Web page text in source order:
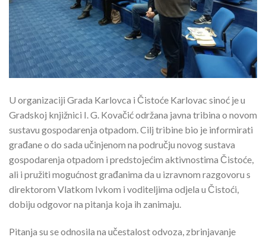
U organizaciji Grada Karlovca i Čistoće Karlovac sinoć je u
Gradskoj knjižnici I. G. Kovačić održana javna tribina o novom
sustavu gospodarenja otpadom. Cilj tribine bio je informirati
građane o do sada učinjenom na području novog sustava
gospodarenja otpadom i predstojećim aktivnostima Čistoće,
ali i pružiti mogućnost građanima da u izravnom razgovoru s
direktorom Vlatkom Ivkom i voditeljima odjela u Čistoći,
dobiju odgovor na pitanja koja ih zanimaju.
Pitanja su se odnosila na učestalost odvoza, zbrinjavanje